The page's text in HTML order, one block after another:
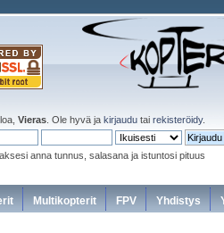
Vieras . Ole hyvä jakirjaudu tairekisteröidy.
anna tunnus, salasana ja istuntosi pituus
Multikopterit FPV Yhdistys